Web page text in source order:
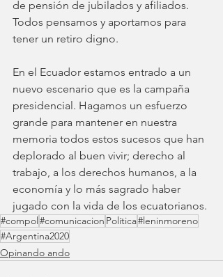
de pensión de jubilados y afiliados.
Todos pensamos y aportamos para
tener un retiro digno.
En el Ecuador estamos entrado a un
nuevo escenario que es la campaña
presidencial. Hagamos un esfuerzo
grande para mantener en nuestra
memoria todos estos sucesos que han
deplorado al buen vivir; derecho al
trabajo, a los derechos humanos, a la
economía y lo más sagrado haber
jugado con la vida de los ecuatorianos.
#compol#comunicacion Política#leninmoreno
#Argentina2020
Opinando ando